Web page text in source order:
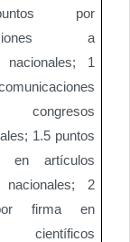
por
a
nacionales; 1
1.5 puntos
en artículos
nacionales; 2
firma en
científicos